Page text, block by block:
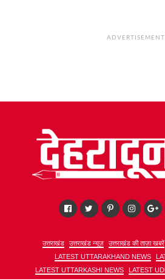
ADVERTISEMENT
उत्तराखंड उत्तराखंड न्यूज़ उत्तराखंड की ताज़ा खबरें
LATEST UTTARAKHAND NEWS
LATEST UTTARKASHI NEWS
LATEST